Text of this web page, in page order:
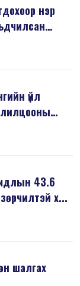
нэр
үйл
43.6
зөрчилтэй х...
шалгах